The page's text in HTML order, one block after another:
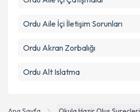
Ordu Aile İçi İletişim Sorunları
Ordu Akran Zorbalığı
Ordu Alt Islatma